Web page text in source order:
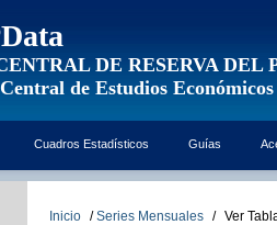
DE RESERVA DEL
de Estudios Económicos
Cuadros Estadísticos Guías
Inicio / Series Mensuales / Ver